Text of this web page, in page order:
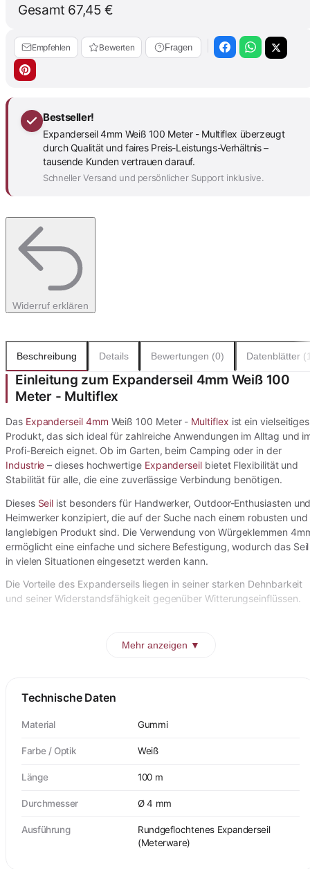
Gesamt 67,45 €
Empfehlen Bewerten Fragen
Bestseller!
Expanderseil 4mm Weiß 100 Meter - Multiflex überzeugt
durch Qualität und faires Preis-Leistungs-Verhältnis –
tausende Kunden vertrauen darauf.
Schneller Versand und persönlicher Support inklusive.
Widerruf erklären
Beschreibung Details Bewertungen (0) Datenblätter
Einleitung zum Expanderseil 4mm Weiß 100
Meter - Multiflex
Das Expanderseil 4mm Weiß 100 Meter - Multiflex ist ein vielseitiges
Produkt, das sich ideal für zahlreiche Anwendungen im Alltag und
Profi-Bereich eignet. Ob im Garten, beim Camping oder in der
Industrie – dieses hochwertige Expanderseilbietet Flexibilität und
Stabilität für alle, die eine zuverlässige Verbindung benötigen.
Dieses Seil ist besonders für Handwerker, Outdoor-Enthusiasten
Heimwerker konzipiert, die auf der Suche nach einem robusten und
langlebigen Produkt sind. Die Verwendung von Würgeklemmen
ermöglicht eine einfache und sichere Befestigung, wodurch das Seil
in vielen Situationen eingesetzt werden kann.
Die Vorteile des Expanderseils liegen in seiner starken Dehnbarkeit
und seiner Widerstandsfähigkeit gegenüber Witterungseinflüssen.
Mehr anzeigen ▼
Technische Daten
Material Gummi
Farbe / Optik Weiß
Länge 100 m
Durchmesser Ø 4 mm
Ausführung
Rundgeflochtenes Expanderseil
(Meterware)